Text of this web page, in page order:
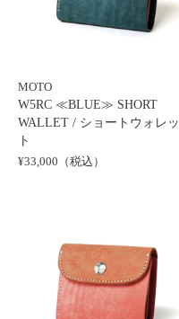
MOTO
W5RC ≪BLUE≫ SHORT
WALLET / ショートウォレッ
ト
¥33,000（税込）